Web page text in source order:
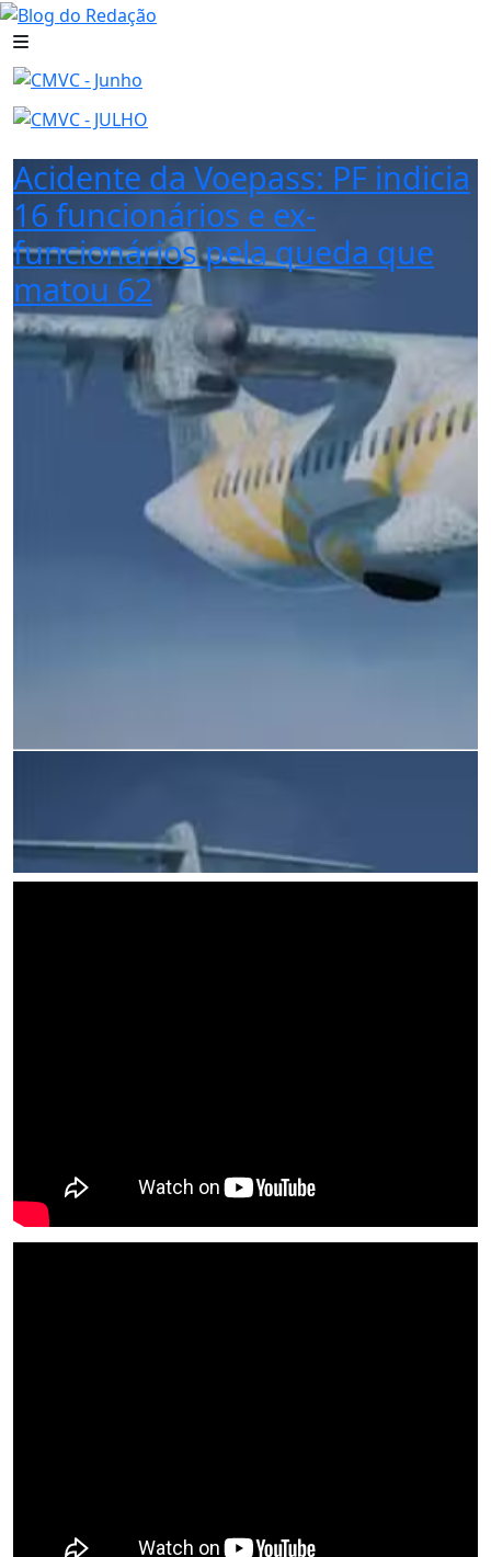
Acidente da Voepass: PF indicia
16 funcionários e ex-
funcionários pela queda que
matou 62